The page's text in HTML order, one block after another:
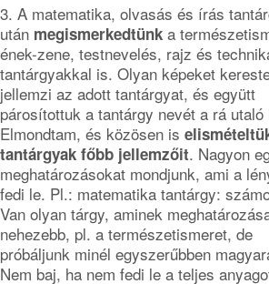
3. A matematika, olvasás és írás
után megismerkedtünk a
ének-zene, testnevelés, rajz és
tantárgyakkal is. Olyan képeket
jellemzi az adott tantárgyat, és együtt
párosítottuk a tantárgy nevét a rá utaló
Elmondtam, és közösen is
tantárgyak főbb jellemzőit. Nagyon
meghatározásokat mondjunk, ami a
fedi le. Pl.: matematika tantárgy:
Van olyan tárgy, aminek
nehezebb, pl. a természetismeret, de
próbáljunk minél egyszerűbben
Nem baj, ha nem fedi le a teljes